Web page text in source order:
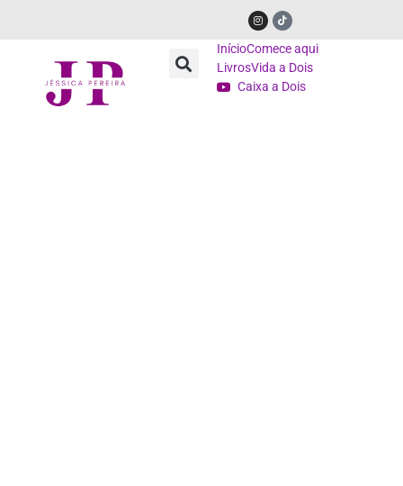
InícioComece aqui
LivrosVida a Dois
Caixa a Dois